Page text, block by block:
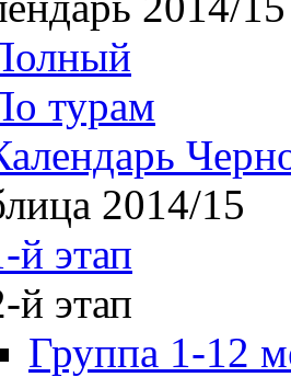
турам
2014/15
й этап
й этап
Группа 1-12